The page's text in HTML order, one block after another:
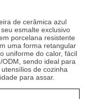
de cerâmica azul
esmalte exclusivo
porcelana resistente
uma forma retangular
uniforme do calor, fácil
sendo ideal para
de cozinha
para assar.